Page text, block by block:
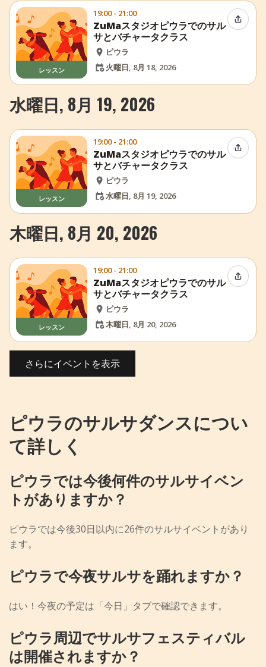
レッスン
19:00 - 21:00
ZuMaスタジオピウラでのサル
サとバチャータクラス
ピウラ
火曜日, 8月 18, 2026
イベン
水曜日, 8月 19, 2026
レッスン
19:00 - 21:00
ZuMaスタジオピウラでのサル
サとバチャータクラス
ピウラ
水曜日, 8月 19, 2026
イベン
木曜日, 8月 20, 2026
レッスン
19:00 - 21:00
ZuMaスタジオピウラでのサル
サとバチャータクラス
ピウラ
木曜日, 8月 20, 2026
イベン
さらにイベントを表示
ピウラのサルサダンスについ
て詳しく
ピウラでは今後何件のサルサイベン
トがありますか？
ピウラでは今後30日以内に26件のサルサイベントがあり
ます。
ピウラで今夜サルサを踊れますか？
はい！今夜の予定は「今日」タブで確認できます。
ピウラ周辺でサルサフェスティバル
は開催されますか？